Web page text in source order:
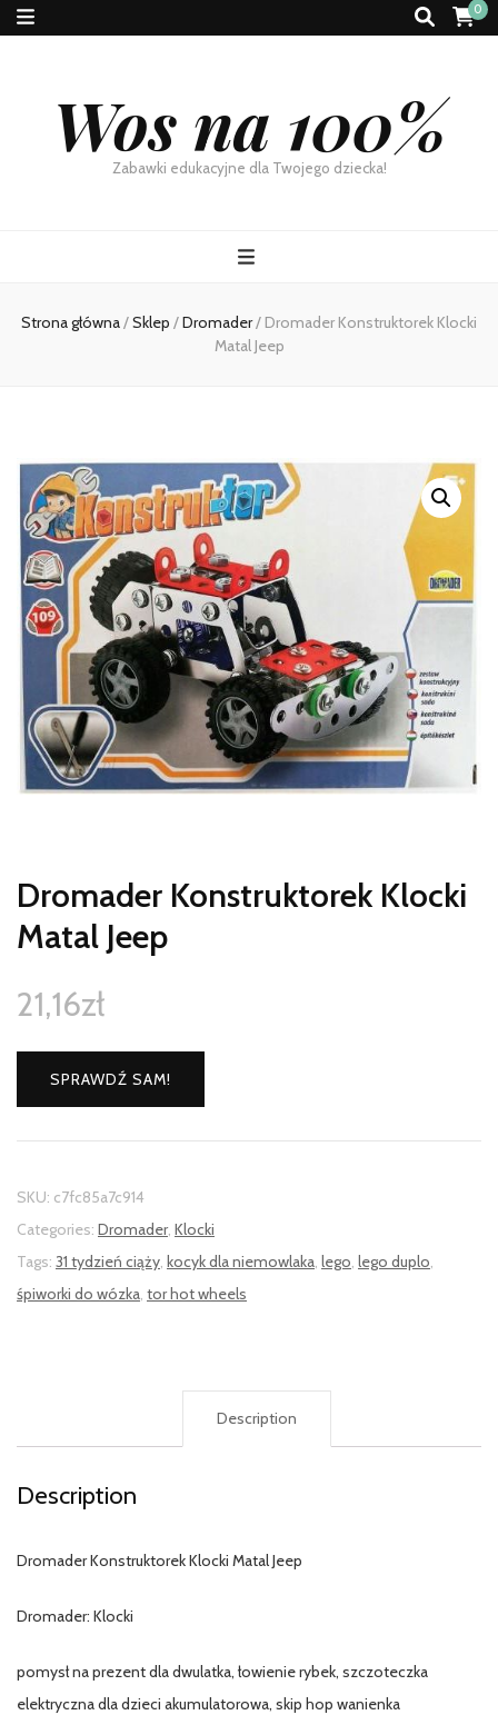
0
Wos na 100%
Zabawki edukacyjne dla Twojego dziecka!
Strona główna/Sklep /Dromader/ Dromader Konstruktorek Klocki
Matal Jeep
Dromader Konstruktorek Klocki
Matal Jeep
21,16zł
SPRAWDŹ SAM!
SKU: c7fc85a7c914
Categories: Dromader, Klocki
Tags: 31 tydzień ciąży kocyk dla niemowlaka lego lego duplo
śpiworki do wózka tor hot wheels
Description
Description
Dromader Konstruktorek Klocki Matal Jeep
Dromader: Klocki
pomysł na prezent dla dwulatka, łowienie rybek, szczoteczka
elektryczna dla dzieci akumulatorowa, skip hop wanienka